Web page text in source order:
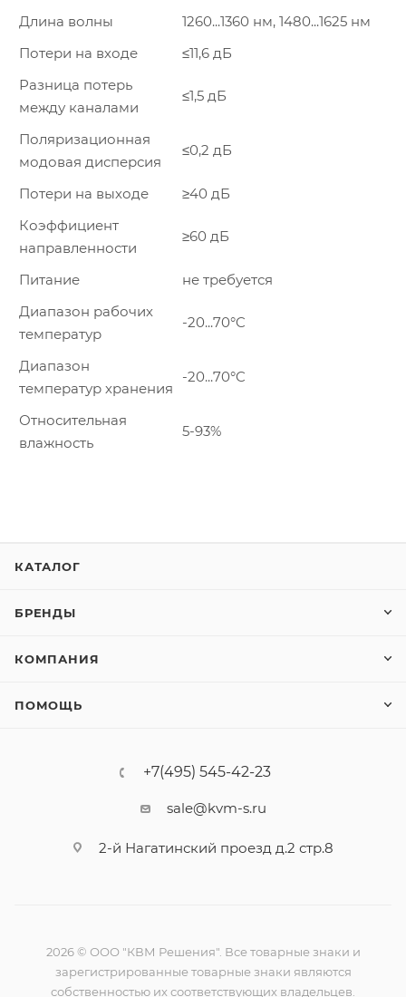
Длина волны
1260...1360 нм, 1480...1625 нм
Потери на входе
≤11,6 дБ
Разница потерь
между каналами
≤1,5 дБ
Поляризационная
модовая дисперсия
≤0,2 дБ
Потери на выходе
≥40 дБ
Коэффициент
направленности
≥60 дБ
Питание
не требуется
Диапазон рабочих
температур
-20...70°C
Диапазон
температур хранения
-20...70°C
Относительная
влажность
5-93%
КАТАЛОГ
БРЕНДЫ
КОМПАНИЯ
ПОМОЩЬ
+7(495) 545-42-23
sale@kvm-s.ru
2-й Нагатинский проезд д.2 стр.8
2026 © ООО "КВМ Решения". Все товарные знаки и
зарегистрированные товарные знаки являются
собственностью их соответствующих владельцев.